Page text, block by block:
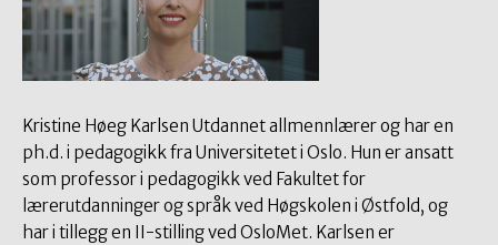
Kristine Høeg Karlsen Utdannet allmennlærer og har en
ph.d. i pedagogikk fra Universitetet i Oslo. Hun er ansatt
som professor i pedagogikk ved Fakultet for
lærerutdanninger og språk ved Høgskolen i Østfold, og
har i tillegg en II-stilling ved OsloMet. Karlsen er